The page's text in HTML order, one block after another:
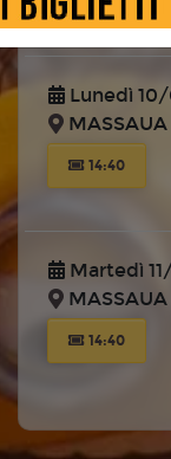
Lunedì
14:40
Martedì
14:40